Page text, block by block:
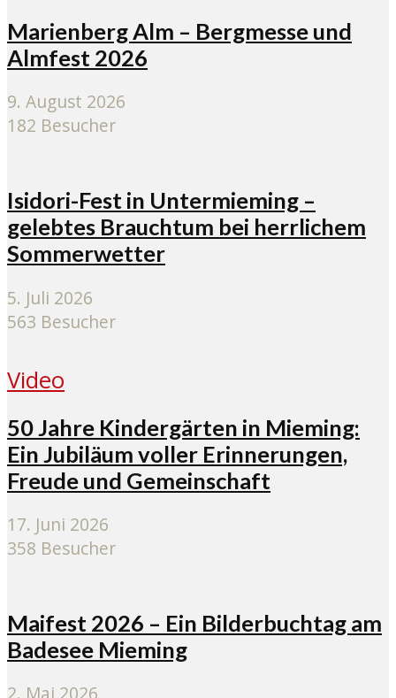
Marienberg Alm – Bergmesse und
Almfest 2026
9. August 2026
182 Besucher
Isidori-Fest in Untermieming –
gelebtes Brauchtum bei herrlichem
Sommerwetter
5. Juli 2026
563 Besucher
Video
50 Jahre Kindergärten in Mieming:
Ein Jubiläum voller Erinnerungen,
Freude und Gemeinschaft
17. Juni 2026
358 Besucher
Maifest 2026 – Ein Bilderbuchtag am
Badesee Mieming